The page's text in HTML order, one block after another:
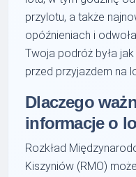
przylotu, a także
opóźnieniach i
Twoja podróż była
przed przyjazdem na
Dlaczego
informacje o
Rozkład
Kiszyniów (RMO)